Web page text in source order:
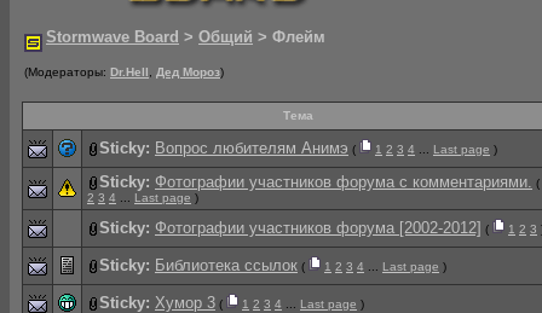
Stormwave Board > Общий > Флейм
(Модераторы: Dr.Hell Дед Мороз)
Тема
Sticky: Вопрос любителям Анимэ ( 1 2 3 4 Last page )
Sticky: Фотографии участников форума с комментариями. (
2 3 4 Last page )
Sticky: Фотографии участников форума [2002-2012] ( 1 2 3
Sticky: Библиотека ссылок ( 1 2 3 4 Last page )
Sticky: Хумор 3 ( 1 2 3 4 Last page )